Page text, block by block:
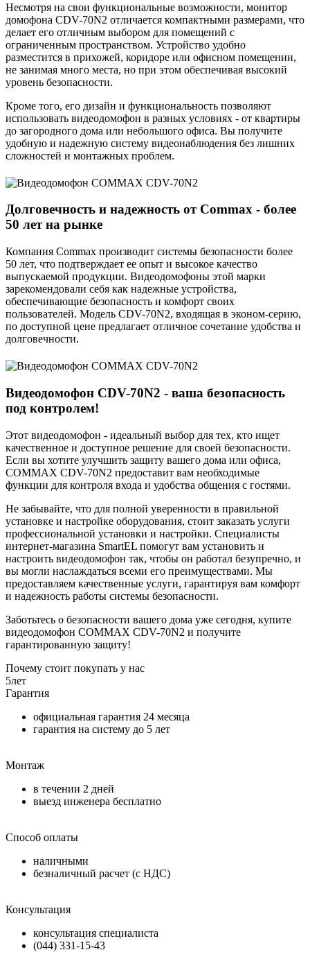
Несмотря на свои функциональные возможности, монитор
домофона CDV-70N2 отличается компактными размерами, что
делает его отличным выбором для помещений с
ограниченным пространством. Устройство удобно
разместится в прихожей, коридоре или офисном помещении,
не занимая много места, но при этом обеспечивая высокий
уровень безопасности.
Кроме того, его дизайн и функциональность позволяют
использовать видеодомофон в разных условиях - от квартиры
до загородного дома или небольшого офиса. Вы получите
удобную и надежную систему видеонаблюдения без лишних
сложностей и монтажных проблем.
Долговечность и надежность от Commax - более
50 лет на рынке
Компания Commax производит системы безопасности более
50 лет, что подтверждает ее опыт и высокое качество
выпускаемой продукции. Видеодомофоны этой марки
зарекомендовали себя как надежные устройства,
обеспечивающие безопасность и комфорт своих
пользователей. Модель CDV-70N2, входящая в эконом-серию,
по доступной цене предлагает отличное сочетание удобства и
долговечности.
Видеодомофон CDV-70N2 - ваша безопасность
под контролем!
Этот видеодомофон - идеальный выбор для тех, кто ищет
качественное и доступное решение для своей безопасности.
Если вы хотите улучшить защиту вашего дома или офиса,
COMMAX CDV-70N2 предоставит вам необходимые
функции для контроля входа и удобства общения с гостями.
Не забывайте, что для полной уверенности в правильной
установке и настройке оборудования, стоит заказать услуги
профессиональной установки и настройки. Специалисты
интернет-магазина SmartEL помогут вам установить и
настроить видеодомофон так, чтобы он работал безупречно, и
вы могли наслаждаться всеми его преимуществами. Мы
предоставляем качественные услуги, гарантируя вам комфорт
и надежность работы системы безопасности.
Заботьтесь о безопасности вашего дома уже сегодня, купите
видеодомофон COMMAX CDV-70N2 и получите
гарантированную защиту!
Почему стоит покупать у нас
5лет
Гарантия
официальная гарантия 24 месяца
гарантия на систему до 5 лет
Монтаж
в течении 2 дней
выезд инженера бесплатно
Способ оплаты
наличными
безналичный расчет (с НДС)
Консультация
консультация специалиста
(044) 331-15-43